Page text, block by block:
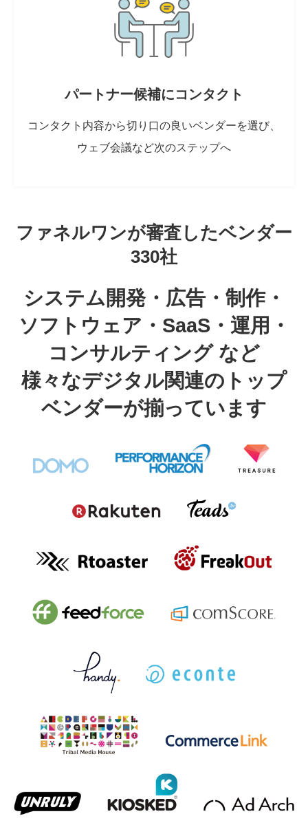
パートナー候補にコンタクト
コンタクト内容から切り口の良いベンダーを選び、
ウェブ会議など次のステップへ
ファネルワンが審査したベンダー
330社
システム開発・広告・制作・
ソフトウェア・SaaS・運用・
コンサルティング など
様々なデジタル関連のトップ
ベンダーが揃っています